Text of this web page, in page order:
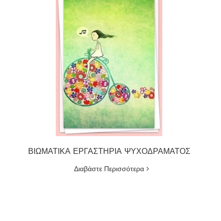
ΒΙΩΜΑΤΙΚΑ ΕΡΓΑΣΤΗΡΙΑ ΨΥΧΟΔΡΑΜΑΤΟΣ
Διαβάστε Περισσότερα